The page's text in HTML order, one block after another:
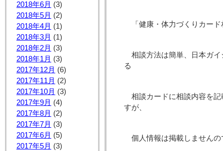
2018年6月 (3)
2018年5月 (2)
2018年4月 (1)
2018年3月 (1)
2018年2月 (3)
2018年1月 (3)
2017年12月 (6)
2017年11月 (2)
2017年10月 (3)
2017年9月 (4)
2017年8月 (2)
2017年7月 (3)
2017年6月 (5)
2017年5月 (3)
「健康・体力づくりカー
相談方法は簡単、日本ガ
る
相談カードに相談内容を
すが、
個人情報は掲載しません